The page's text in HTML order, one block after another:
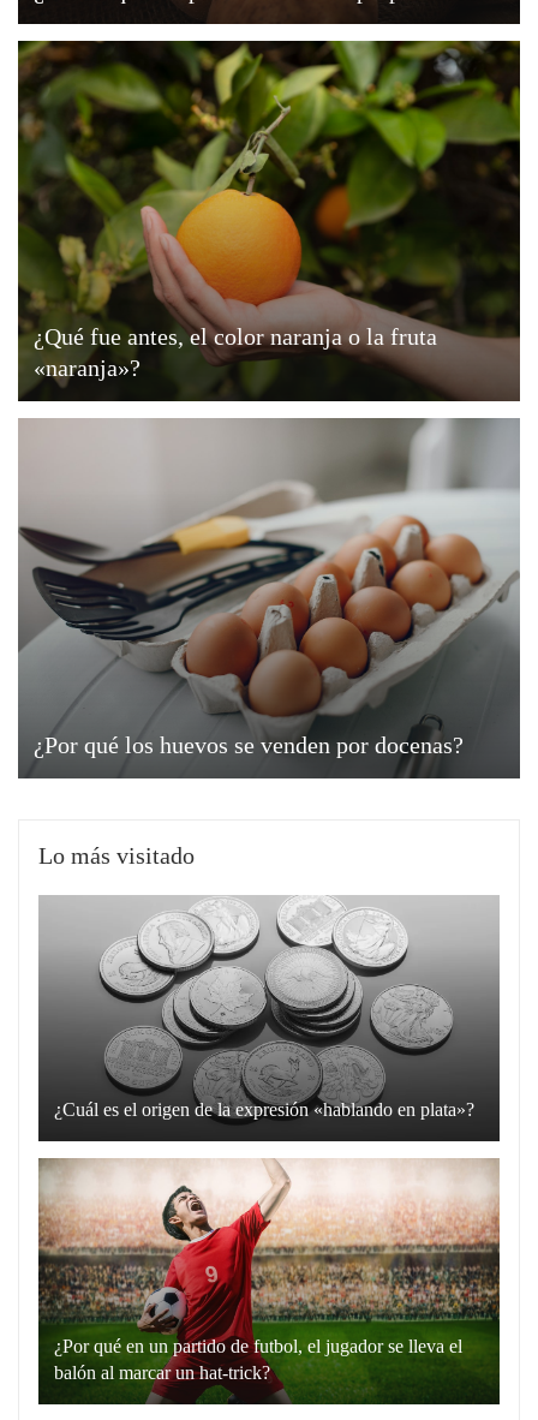
¿Qué fue antes, el color naranja o la fruta
«naranja»?
¿Por qué los huevos se venden por docenas?
Lo más visitado
¿Cuál es el origen de la expresión «hablando en plata»?
La
expresión
“hablando
en
plata”
es
un
recurso
lingüístico
¿Por qué en un partido de futbol, el jugador se lleva el
balón al marcar un hat-trick?
Un